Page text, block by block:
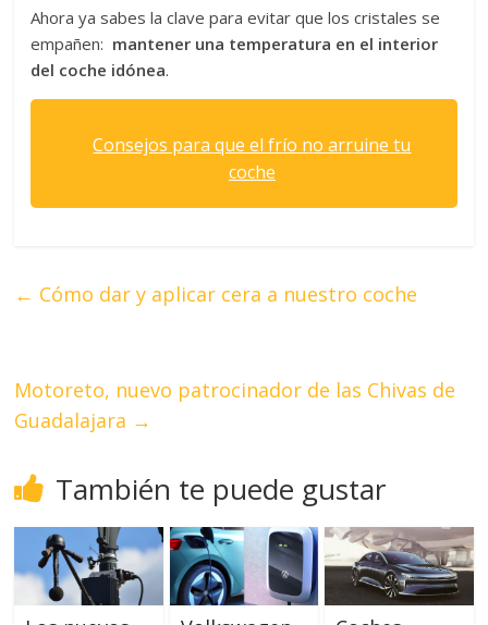
Ahora ya sabes la clave para evitar que los cristales se
empañen: mantener una temperatura en el interior
del coche idónea.
Consejos para que el frío no arruine tu
coche
← Cómo dar y aplicar cera a nuestro coche
Motoreto, nuevo patrocinador de las Chivas de
Guadalajara →
También te puede gustar